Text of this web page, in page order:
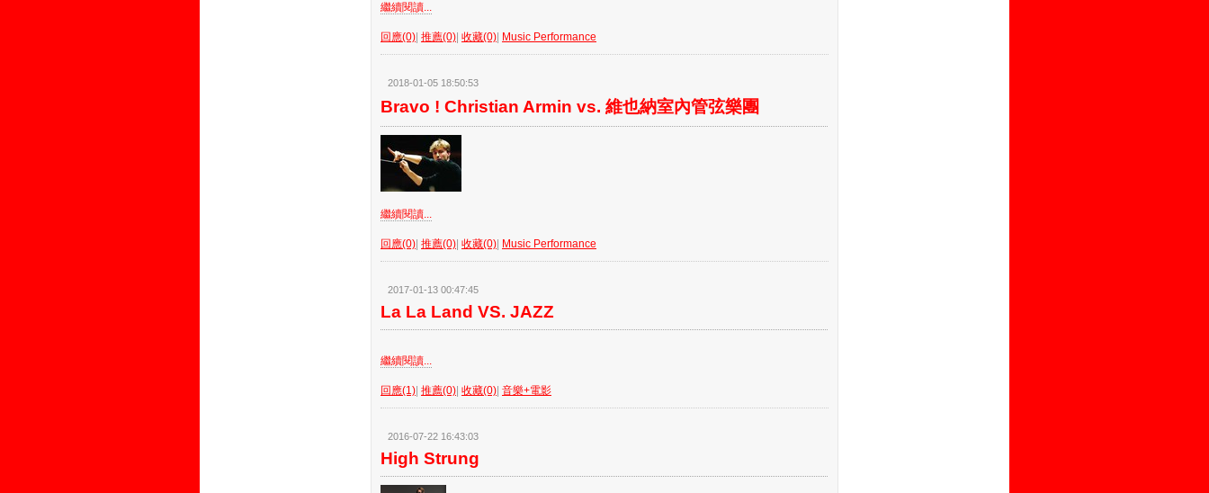
繼續閱讀...
回應(0) 推薦(0) 收藏(0) Music Performance
2018-01-05 18:50:53
Bravo ! Christian Armin vs. 維也納室內管弦樂團
繼續閱讀...
回應(0) 推薦(0) 收藏(0) Music Performance
2017-01-13 00:47:45
La La Land VS. JAZZ
繼續閱讀...
回應(1) 推薦(0) 收藏(0) 音樂+電影
2016-07-22 16:43:03
High Strung